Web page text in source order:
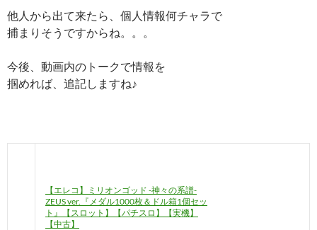
他人から出て来たら、個人情報何チャラで
捕まりそうですからね。。。
今後、動画内のトークで情報を
掴めれば、追記しますね♪
【エレコ】ミリオンゴッド -神々の系譜-
ZEUS ver.『メダル1000枚＆ドル箱1個セッ
ト』【スロット】【パチスロ】【実機】
【中古】